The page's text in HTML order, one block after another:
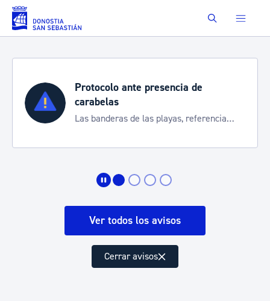
Saltar al contenido principal Buscar
Protocolo ante presencia de
carabelas
Las banderas de las playas, referencia
Ver todos los avisos
Cerrar avisos